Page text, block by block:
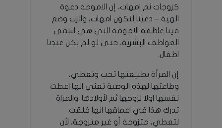
كزوجات ثم امهات، إن الامومة دعوة
الهية – دعينا لنكون امهات، والرب وضع
فينا عاطفة الامومة التي هي اسمى
العواطف البشرية، حتى لو لم يكن عندنا
اطفال.
إن المرأة بطبيعتها تحب وتعطي،
وطاعتها لهذه الوصية تعني انها اعطت
نفسها اولا لزوجها ثم لأولادها. والمراة
تدرك هذا في اعماقها انها خلقت
لتعطي، متزوجة أو غير متزوجة، لأن